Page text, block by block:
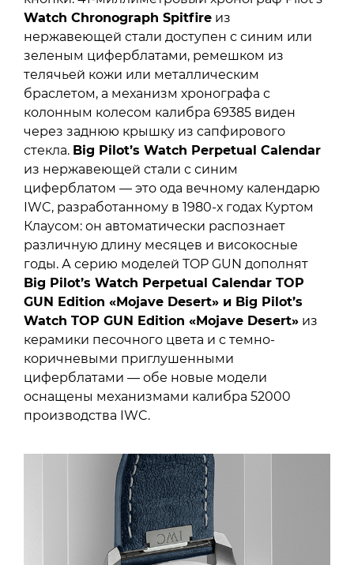
Watch Chronograph Spitfire из
нержавеющей стали доступен с синим или
зеленым циферблатами, ремешком из
телячьей кожи или металлическим
браслетом, а механизм хронографа с
колонным колесом калибра 69385 виден
через заднюю крышку из сапфирового
стекла. Big Pilot’s Watch Perpetual Calendar
из нержавеющей стали с синим
циферблатом — это ода вечному календарю
IWC, разработанному в 1980-х годах Куртом
Клаусом: он автоматически распознает
различную длину месяцев и високосные
годы. А серию моделей TOP GUN дополнят
Big Pilot’s Watch Perpetual Calendar TOP
GUN Edition «Mojave Desert» и Big Pilot’s
Watch TOP GUN Edition «Mojave Desert» из
керамики песочного цвета и с темно-
коричневыми приглушенными
циферблатами — обе новые модели
оснащены механизмами калибра 52000
производства IWC.